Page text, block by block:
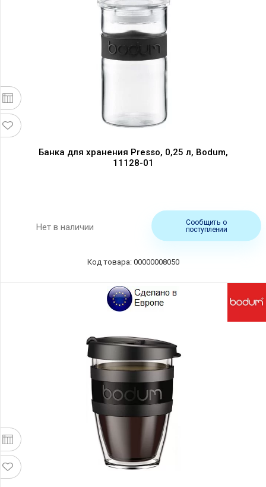
Банка для хранения Presso, 0,25 л, Bodum,
11128-01
Нет в наличии
Сообщить о
поступлении
Код товара: 00000008050